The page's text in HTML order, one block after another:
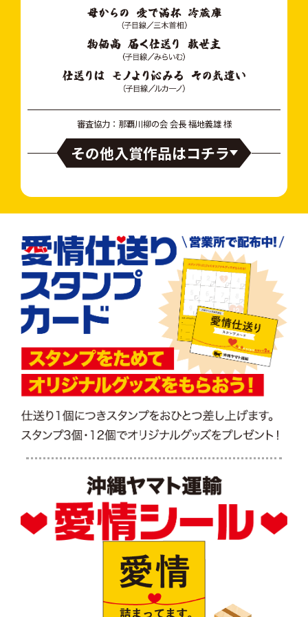
審査協力：那覇川柳の会 会長 福地義雄 様
その他入賞作品はコチラ
「もういっそ 母さん配達 されたいわ」（親目線／千舟）
「30年 経って仕送り 送る側」（親目線／みなまる）
「仕送りが 距離を縮める 家族愛」（親目線／ひろっち）
「孫産まれ 送る楽しみ また増えた」（親目線／chaga）
「仕送りは 頑張る子への 応援歌」（親目線／ター坊ママ）
「びっしりと パズルのように 詰める母」（親目線／ミルファ）
「黒猫に 託すぬくもり 島の味」（親目線／ねこたび）
「新米を 新米主婦の 娘（こ）に送り」（親目線／となみ）
「ほほばって たべるえがおが めにうかぶ」（親目線／ヨウコシンガキ）
「クール便 だけど中身は あったかい」（親目線／ゴエモン）
「頼られる うちが私の 花である」（親目線／マコッチャン）
「​あれこれとつい入れ過ぎて三箱目」（親目線／瑠珂（るか））
「送ってと 言っていた子が 送るねに」（親目線／ちゅんすけ）
「箱ひとつ 埋めて、埋めたい 距離と愛」（親目線／ミニロック）
「しまらない 財布のヒモと 子への便」（親目線／アンダンテ）
「仕送りで 娘と会話 したい父」（親目線／だいちゃんZ）
「母親に 受けた愛情 子に紡ぐ（親目線／まおちゃんらぶ）
【愛情仕送り賞（子目線）】
「ダンボール返送したい私詰め」（子目線／もえ）
「箱の中 ギュギュっと詰まる 母の愛」（子目線／くまち）
「大量の あんだんす〜は 母の愛」（子目線／えっすー）
「ポーク缶数えて笑う愛の数」（子目線／うさぎちゃん）
「ひと箱に 無償の愛が ずっしりと」（子目線／水瓶座）
「仕送りは 母から子への 応援歌」（子目線／オメガ）
「ママト便 愛と小言が 過積載」（子目線／置楽）
「長旅の段ボールにも感謝込め」（子目線／ウインドミル）